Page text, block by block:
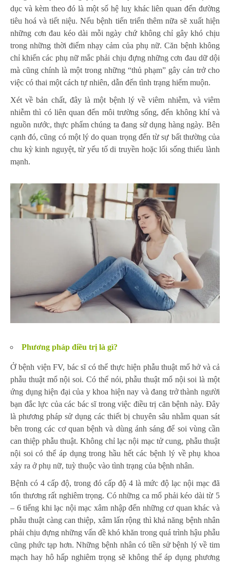
dục và kèm theo đó là một số hệ luỵ khác liên quan đến đường
tiêu hoá và tiết niệu. Nếu bệnh tiến triển thêm nữa sẽ xuất hiện
những cơn đau kéo dài mỗi ngày chứ không chỉ gây khó chịu
trong những thời điểm nhạy cảm của phụ nữ. Căn bệnh không
chỉ khiến các phụ nữ mắc phải chịu đựng những cơn đau dữ dội
mà cũng chính là một trong những “thủ phạm” gây cản trở cho
việc có thai một cách tự nhiên, dẫn đến tình trạng hiếm muộn.
Xét về bản chất, đây là một bệnh lý về viêm nhiễm, và viêm
nhiễm thì có liên quan đến môi trường sống, đến không khí và
nguồn nước, thực phẩm chúng ta đang sử dụng hàng ngày. Bên
cạnh đó, cũng có một lý do quan trọng đến từ sự bất thường của
chu kỳ kinh nguyệt, từ yếu tố di truyền hoặc lối sống thiếu lành
mạnh.
Phương pháp điều trị là gì?
Ở bệnh viện FV, bác sĩ có thể thực hiện phẫu thuật mổ hở và cả
phẫu thuật mổ nội soi. Có thể nói, phẫu thuật mổ nội soi là một
ứng dụng hiện đại của y khoa hiện nay và đang trở thành người
bạn đắc lực của các bác sĩ trong việc điều trị căn bệnh này. Đây
là phương pháp sử dụng các thiết bị chuyên sâu nhằm quan sát
bên trong các cơ quan bệnh và dùng ánh sáng để soi vùng cần
can thiệp phẫu thuật. Không chỉ lạc nội mạc tử cung, phẫu thuật
nội soi có thể áp dụng trong hầu hết các bệnh lý về phụ khoa
xảy ra ở phụ nữ, tuỳ thuộc vào tình trạng của bệnh nhân.
Bệnh có 4 cấp độ, trong đó cấp độ 4 là mức độ lạc nội mạc đã
tổn thương rất nghiêm trọng. Có những ca mổ phải kéo dài từ 5
– 6 tiếng khi lạc nội mạc xâm nhập đến những cơ quan khác và
phẫu thuật càng can thiệp, xâm lấn rộng thì khả năng bệnh nhân
phải chịu đựng những vấn đề khó khăn trong quá trình hậu phẫu
cũng phức tạp hơn. Những bệnh nhân có tiền sử bệnh lý về tim
mạch hay hô hấp nghiêm trọng sẽ không thể áp dụng phương